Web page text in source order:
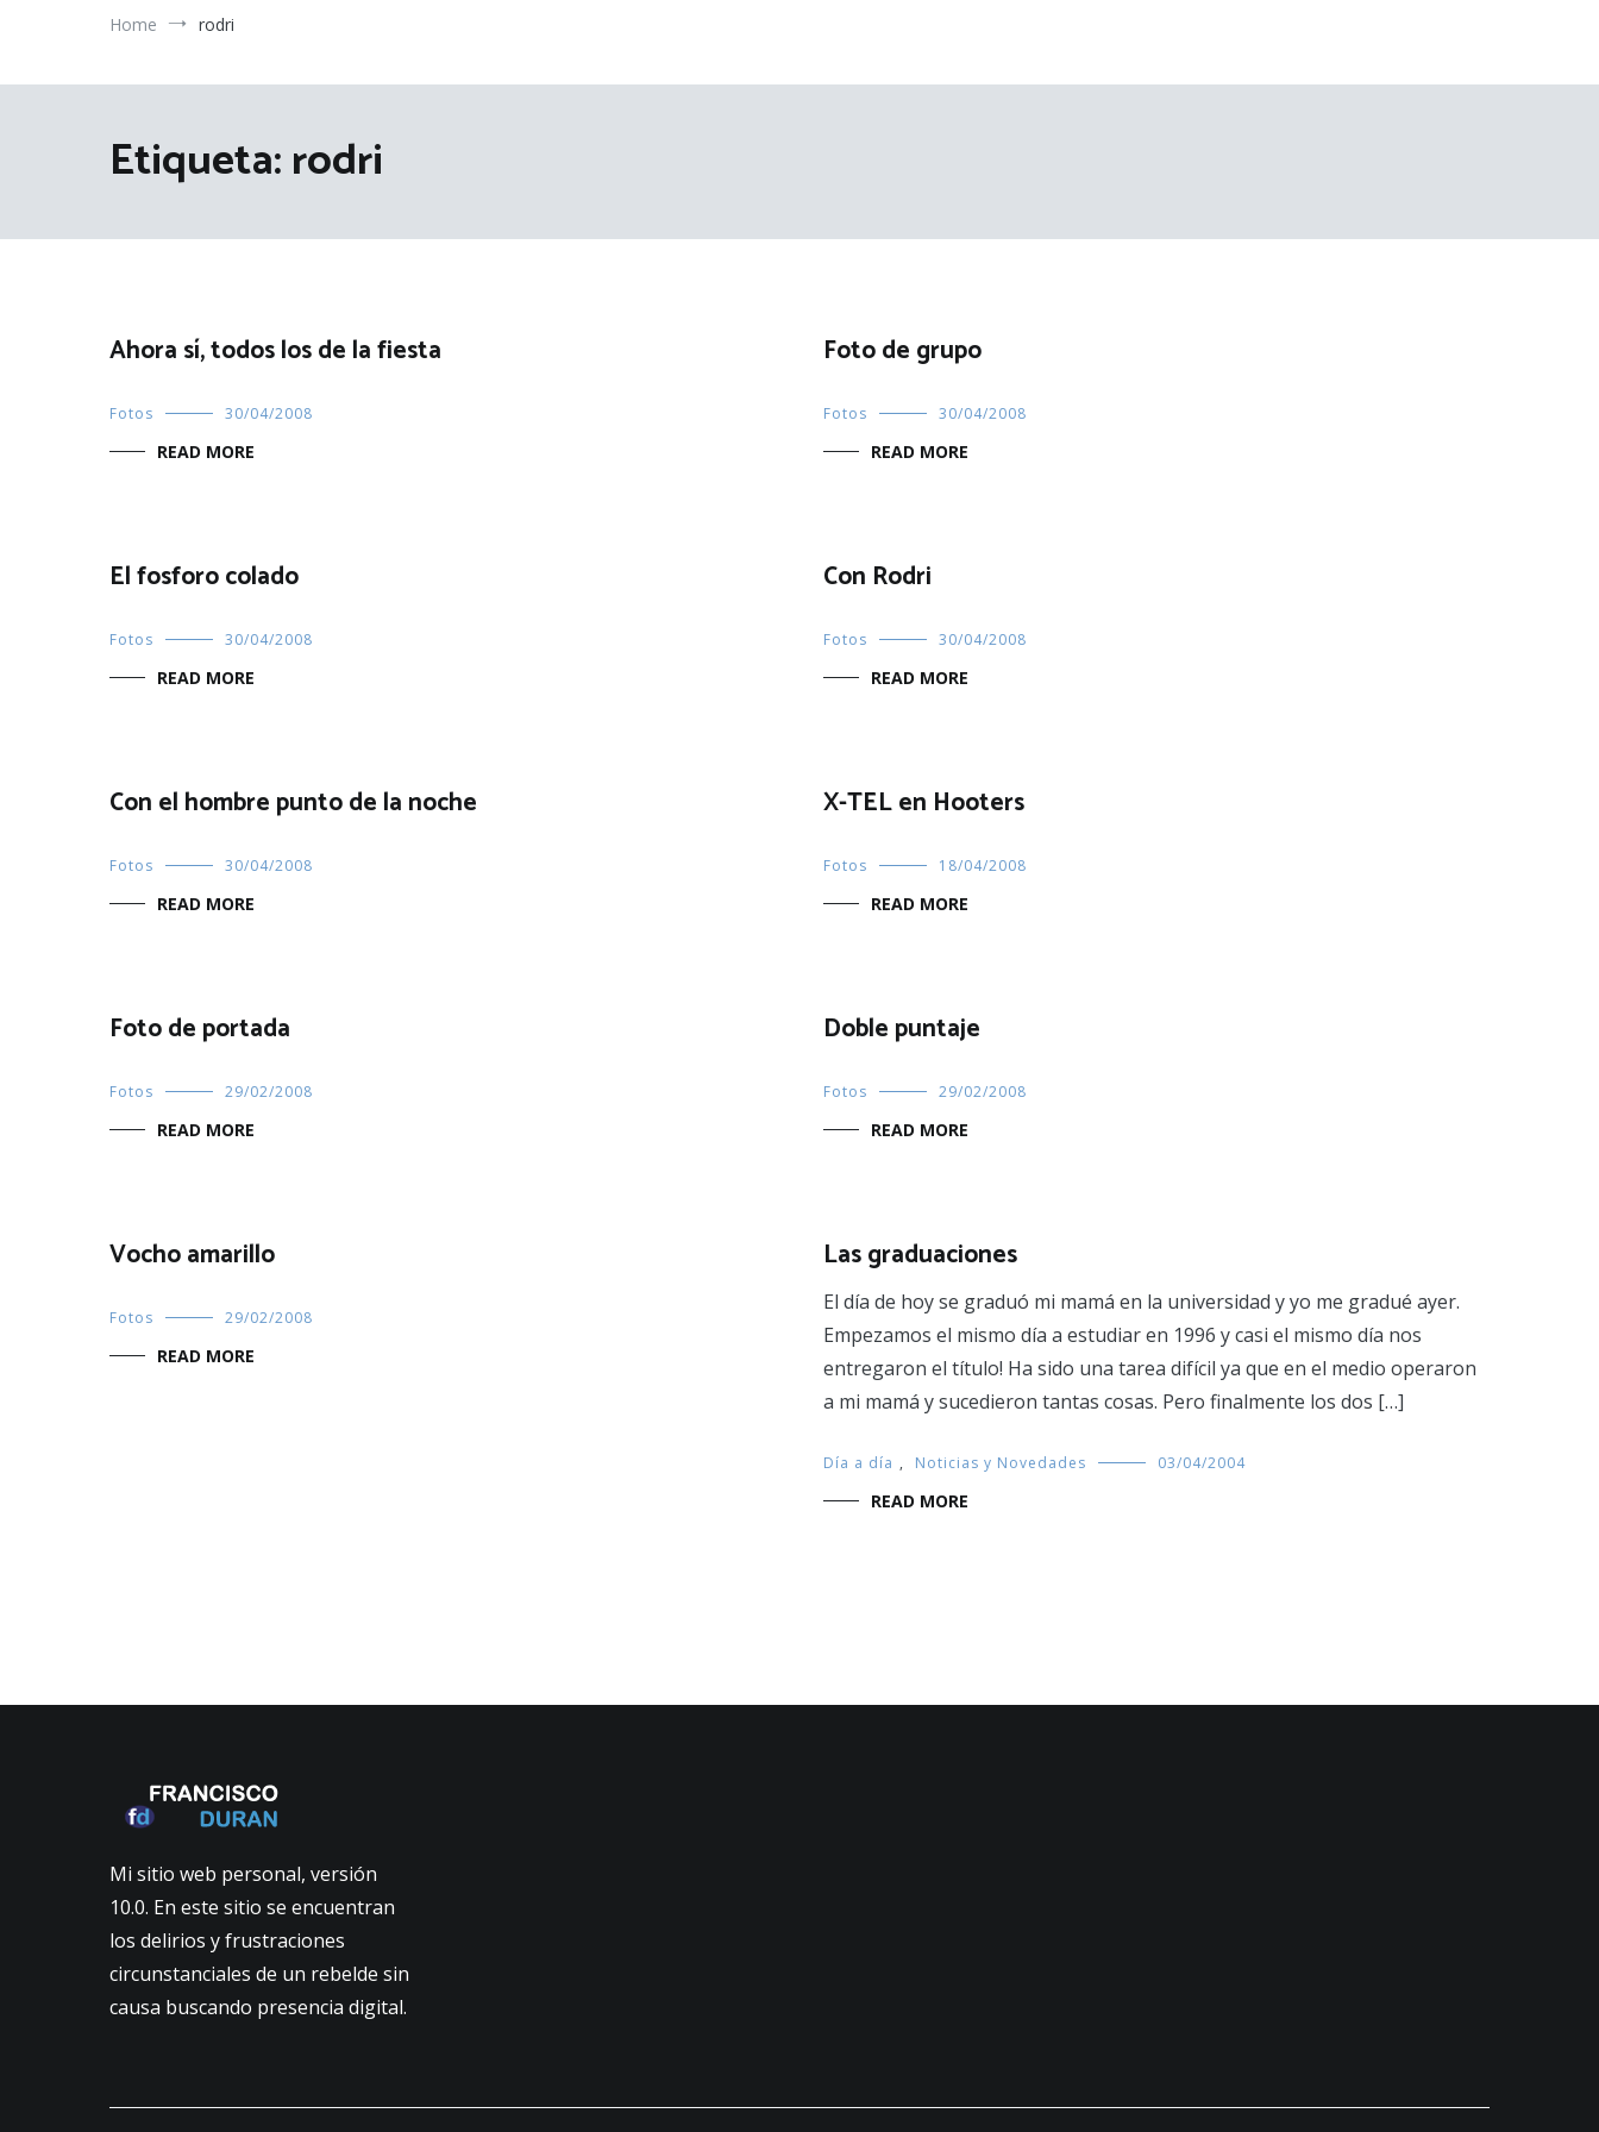
Home rodri
Etiqueta:rodri
Ahora sí, todos los de la fiesta
Fotos 30/04/2008
READ MORE
Foto de grupo
Fotos 30/04/2008
READ MORE
El fosforo colado
Fotos 30/04/2008
READ MORE
Con Rodri
Fotos 30/04/2008
READ MORE
Con el hombre punto de la noche
Fotos 30/04/2008
READ MORE
X-TEL en Hooters
Fotos 18/04/2008
READ MORE
Foto de portada
Fotos 29/02/2008
READ MORE
Doble puntaje
Fotos 29/02/2008
READ MORE
Vocho amarillo
Fotos 29/02/2008
READ MORE
Las graduaciones
El día de hoy se graduó mi mamá en la universidad y yo me gradué ayer.
Empezamos el mismo día a estudiar en 1996 y casi el mismo día nos
entregaron el título! Ha sido una tarea difícil ya que en el medio operaron
a mi mamá y sucedieron tantas cosas. Pero finalmente los dos […]
Día a día , Noticias y Novedades 03/04/2004
READ MORE
Mi sitio web personal, versión
10.0. En este sitio se encuentran
los delirios y frustraciones
circunstanciales de un rebelde sin
causa buscando presencia digital.